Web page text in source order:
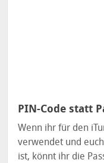
PIN-Code statt
Wenn ihr für den
verwendet und
ist, könnt ihr die